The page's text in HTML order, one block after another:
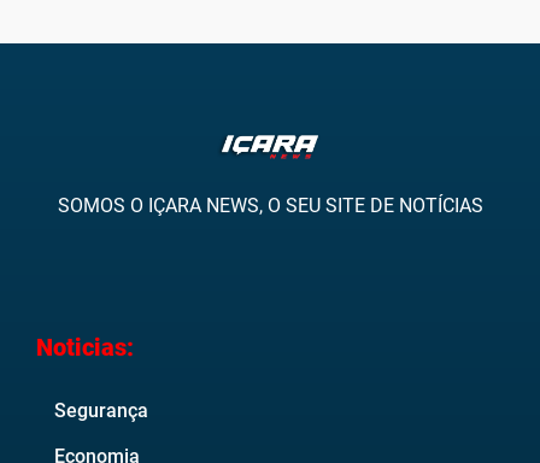
SOMOS O IÇARA NEWS, O SEU SITE DE NOTÍCIAS
Noticias:
Segurança
Economia